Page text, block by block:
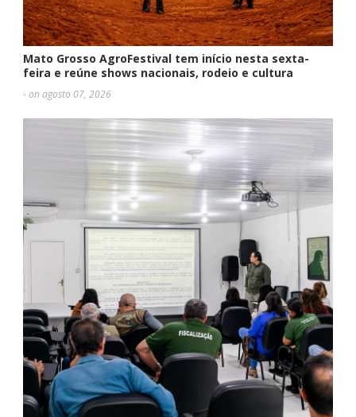
Mato Grosso AgroFestival tem início nesta sexta-
feira e reúne shows nacionais, rodeio e cultura
- on agosto 07, 2026